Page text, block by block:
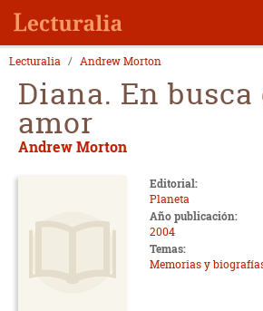
Lecturalia Andrew Morton
Diana. En busca
amor
Andrew Morton
Editorial:
Planeta
Año publicación:
2004
Temas:
Memorias y